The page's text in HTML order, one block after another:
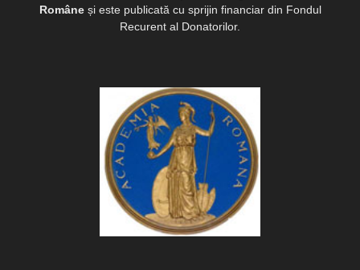
Româneși este publicată cu sprijin financiar din Fondul
Recurent al Donatorilor.